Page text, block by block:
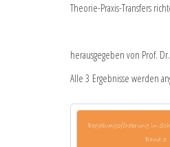
Theorie-Praxis-Transfers
herausgegeben von Prof.
Alle 3 Ergebnisse werden